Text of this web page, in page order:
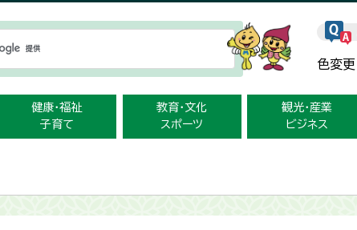
色変更
健康・福祉
子育て
教育・文化
スポーツ
観光・産業
ビジネス